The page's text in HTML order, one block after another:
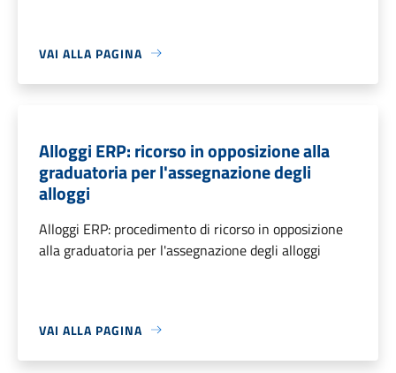
VAI ALLA PAGINA
Alloggi ERP: ricorso in opposizione alla
graduatoria per l'assegnazione degli
alloggi
Alloggi ERP: procedimento di ricorso in opposizione
alla graduatoria per l'assegnazione degli alloggi
VAI ALLA PAGINA